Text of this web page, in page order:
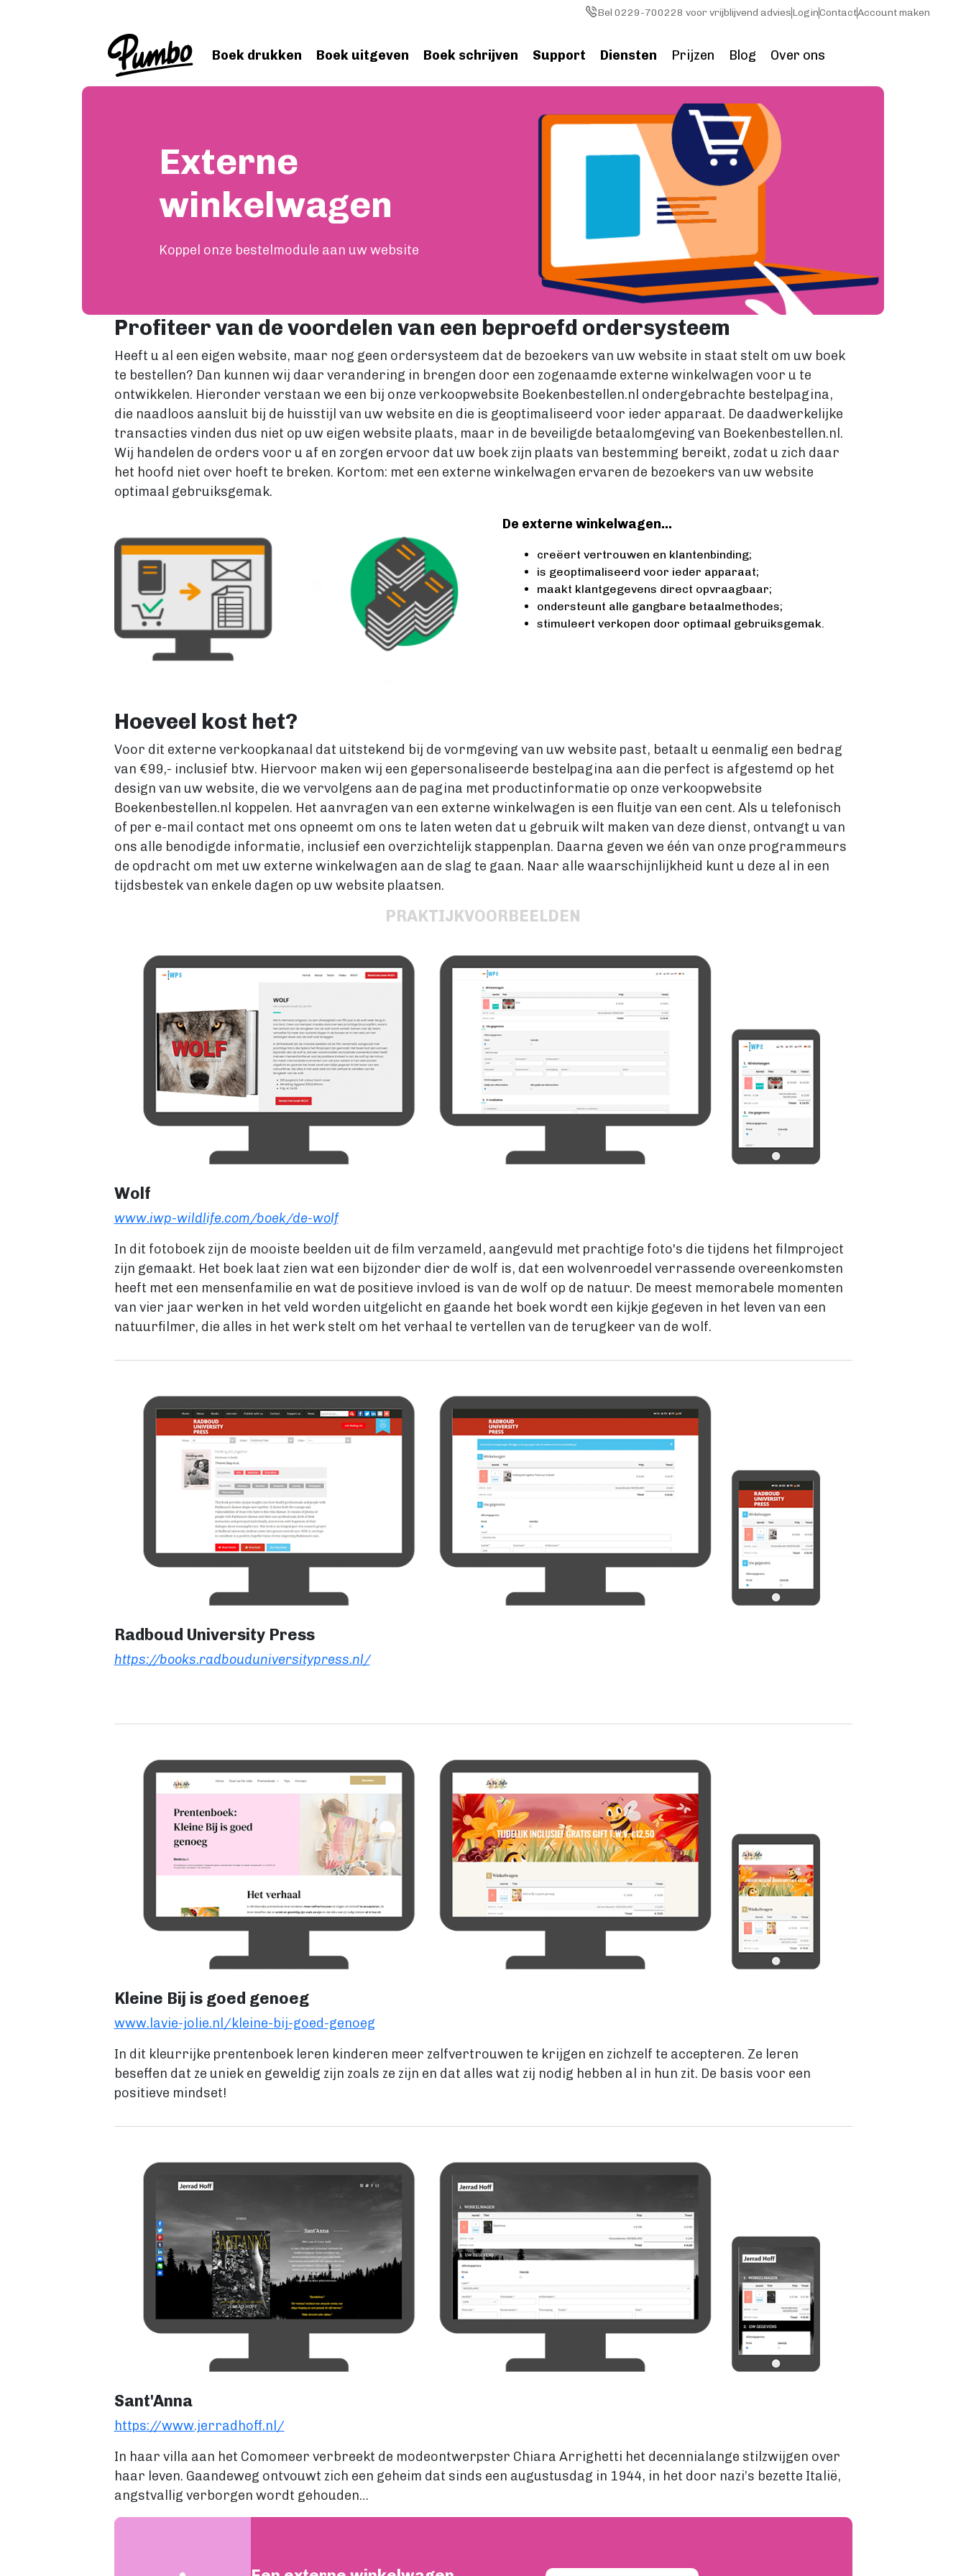
Bel 0229-700228 voor vrijblijvend advies
Image LoginContactAccount maken
Boek drukken Boek uitgeven Boek schrijven Support Diensten Prijzen Blog Over ons
Externe
winkelwagen
Koppel onze bestelmodule aan uw website
Image
Profiteer van de voordelen van een beproefd ordersysteem
Heeft u al een eigen website, maar nog geen ordersysteem dat de bezoekers van uw website in staat stelt om uw boek
te bestellen? Dan kunnen wij daar verandering in brengen door een zogenaamde externe winkelwagen voor u te
ontwikkelen. Hieronder verstaan we een bij onze verkoopwebsite Boekenbestellen.nl ondergebrachte bestelpagina,
die naadloos aansluit bij de huisstijl van uw website en die is geoptimaliseerd voor ieder apparaat. De daadwerkelijke
transacties vinden dus niet op uw eigen website plaats, maar in de beveiligde betaalomgeving van Boekenbestellen.nl.
Wij handelen de orders voor u af en zorgen ervoor dat uw boek zijn plaats van bestemming bereikt, zodat u zich daar
het hoofd niet over hoeft te breken. Kortom: met een externe winkelwagen ervaren de bezoekers van uw website
optimaal gebruiksgemak.
De externe winkelwagen...
creëert vertrouwen en klantenbinding;
is geoptimaliseerd voor ieder apparaat;
maakt klantgegevens direct opvraagbaar;
ondersteunt alle gangbare betaalmethodes;
stimuleert verkopen door optimaal gebruiksgemak.
Hoeveel kost het?
Voor dit externe verkoopkanaal dat uitstekend bij de vormgeving van uw website past, betaalt u eenmalig een bedrag
van €99,- inclusief btw. Hiervoor maken wij een gepersonaliseerde bestelpagina aan die perfect is afgestemd op het
design van uw website, die we vervolgens aan de pagina met productinformatie op onze verkoopwebsite
Boekenbestellen.nl koppelen. Het aanvragen van een externe winkelwagen is een fluitje van een cent. Als u telefonisch
of per e-mail contact met ons opneemt om ons te laten weten dat u gebruik wilt maken van deze dienst, ontvangt u van
ons alle benodigde informatie, inclusief een overzichtelijk stappenplan. Daarna geven we één van onze programmeurs
de opdracht om met uw externe winkelwagen aan de slag te gaan. Naar alle waarschijnlijkheid kunt u deze al in een
tijdsbestek van enkele dagen op uw website plaatsen.
PRAKTIJKVOORBEELDEN
Wolf
www.iwp-wildlife.com/boek/de-wolf
In dit fotoboek zijn de mooiste beelden uit de film verzameld, aangevuld met prachtige foto's die tijdens het filmproject
zijn gemaakt. Het boek laat zien wat een bijzonder dier de wolf is, dat een wolvenroedel verrassende overeenkomsten
heeft met een mensenfamilie en wat de positieve invloed is van de wolf op de natuur. De meest memorabele momenten
van vier jaar werken in het veld worden uitgelicht en gaande het boek wordt een kijkje gegeven in het leven van een
natuurfilmer, die alles in het werk stelt om het verhaal te vertellen van de terugkeer van de wolf.
Radboud University Press
https://books.radbouduniversitypress.nl/
Kleine Bij is goed genoeg
www.lavie-jolie.nl/kleine-bij-goed-genoeg
In dit kleurrijke prentenboek leren kinderen meer zelfvertrouwen te krijgen en zichzelf te accepteren. Ze leren
beseffen dat ze uniek en geweldig zijn zoals ze zijn en dat alles wat zij nodig hebben al in hun zit. De basis voor een
positieve mindset!
Sant'Anna
https://www.jerradhoff.nl/
In haar villa aan het Comomeer verbreekt de modeontwerpster Chiara Arrighetti het decennialange stilzwijgen over
haar leven. Gaandeweg ontvouwt zich een geheim dat sinds een augustusdag in 1944, in het door nazi’s bezette Italië,
angstvallig verborgen wordt gehouden…